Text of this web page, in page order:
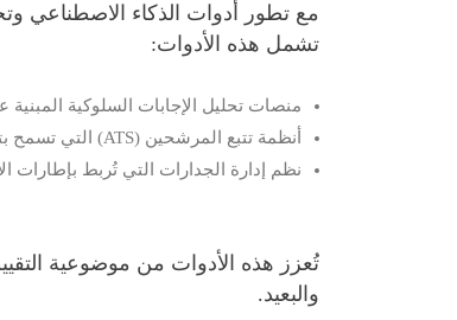
مع تطور أدوات الذكاء الاصطناعي
تشمل هذه الأدوات:
منصات تحليل الإجابات السلوكية المبنية
أنظمة تتبع المرشحين (ATS) التي تسمح بتصميم مقابلات معيارية وتسجيل التقييمات
نظم إدارة الجدارات التي تُربط بإطارات
تُعزز هذه الأدوات من موضوعية
والبعيد.